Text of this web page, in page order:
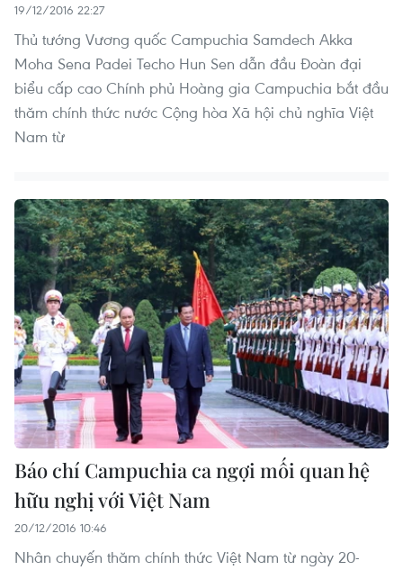
19/12/2016 22:27
Thủ tướng Vương quốc Campuchia Samdech Akka
Moha Sena Padei Techo Hun Sen dẫn đầu Đoàn đại
biểu cấp cao Chính phủ Hoàng gia Campuchia bắt đầu
thăm chính thức nước Cộng hòa Xã hội chủ nghĩa Việt
Nam từ
Báo chí Campuchia ca ngợi mối quan hệ
hữu nghị với Việt Nam
20/12/2016 10:46
Nhân chuyến thăm chính thức Việt Nam từ ngày 20-